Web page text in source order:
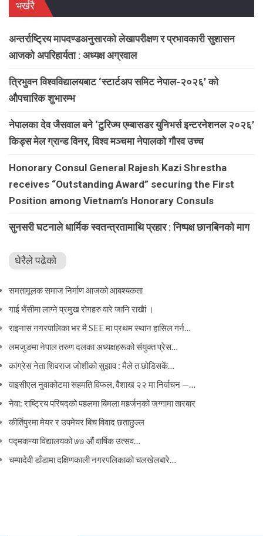
भर्खरै
अन्तर्राष्ट्रिय मापदण्डअनुसारको लेखापरीक्षण र प्रभावकारी सुशासन
आजको अपरिहार्यता : अध्यक्ष अग्रवाल
त्रिभुवन विश्वविद्यालयबाट ‘स्टार्टअप समिट नेपाल-२०२६’ को
औपचारिक शुभारम्भ
नेपालका देव जैसवाल बने ‘टुरिज्म एम्बासडर युनिभर्स इन्टरनेशनल २०२६’
किड्स मेल ग्रान्ड विनर, विश्व मञ्चमा नेपालको गौरव उच्च
Honorary Consul General Rajesh Kazi Shrestha
receives “Outstanding Award” securing the First
Position among Vietnam’s Honorary Consuls
सुनसरी घटनाले धार्मिक स्वतन्त्रतामाथि प्रहार : निष्पक्ष छानबिनको माग
धेरैले पढेको
समतामूलक समाज निर्माण आजको आबश्यकता
गाई भैंसीमा लाग्ने प्रमुख रोगहरु वारे जानि राखैां ।
राइनास नगरपालिका भर मै SEE मा प्रथम स्थान हासिल गर्न…
लमजुङमा नेपाल तरुण दलका अध्यक्षहरूको संयुक्त प्रेस…
कांग्रेस नेता शिवराज जोशीको सुझाव : मैले त छोडिसकें…
वाइसीएल नुवाकोटमा सहमति विफल, वैशाख २२ मा निर्वाचन —…
नेवा: राष्ट्रिय परिषद्को पहलमा बिमला महर्जनको जग्गामा तारबार
कीर्तिपुरमा मेयर र उपमेयर बिच विवाद छताछुल्ल
पद्मकन्या विद्यालयको ७७ औं ‌‌वार्षिक ‌उत्सव…
चम्पादेवी डाँडामा दक्षिणकाली नगरपलिकाको चलखेलबारे…